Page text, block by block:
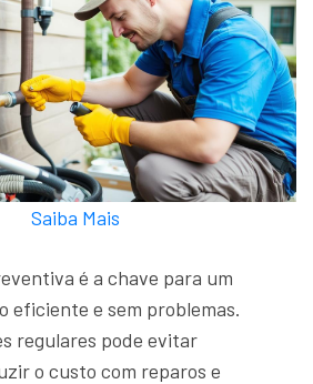
Saiba Mais
é a chave para um
eficiente e sem problemas.
regulares pode evitar
o custo com reparos e